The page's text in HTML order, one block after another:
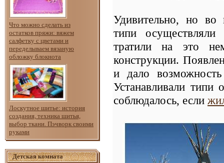
Что можно сделать из
остатков пряжи: вяжем
салфетку с цветами и
переделываем вязаную
обложку блокнота
Лоскутное шитье: история
создания, техника шитья,
выбор ткани. Пэчворк своими
руками
Детская комната
Удивительно, но во
типи
тратили на это
конструкции.
и дало
Устанавливали
соблюдалось, если